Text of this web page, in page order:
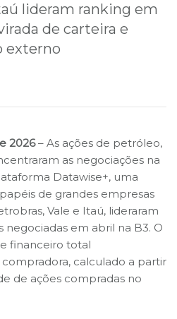
lideram ranking em
de carteira e
externo
2026– As ações de petróleo,
as negociações na
Datawise+, uma
de grandes empresas
Vale e Itaú, lideraram
negociadas em abril na B3. O
financeiro total
calculado a partir
de ações compradas no